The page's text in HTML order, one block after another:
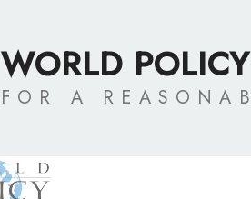
WORLD
FOR A